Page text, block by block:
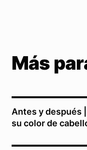
Más
Antes y después
su color de